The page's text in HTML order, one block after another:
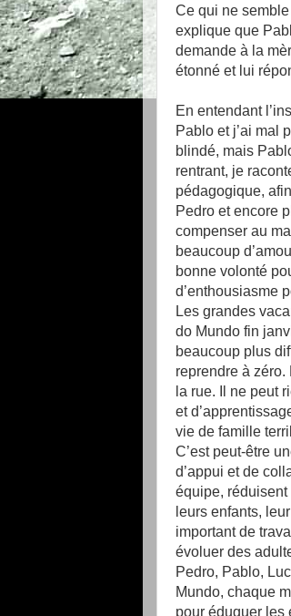
Ce qui ne
explique que
demande à la
étonné et lui
En entendant
Pablo et j’ai mal
blindé, mais
rentrant, je
pédagogique,
Pedro et encore
compenser au
beaucoup
bonne volonté
d’enthousiasme
Les grandes
do Mundo fin
beaucoup plus
reprendre à zéro.
la rue. Il ne peut
et
vie de famille
C’est peut-être
d’appui et de
équipe, réduisent
leurs enfants,
important de
évoluer des
Pedro, Pablo,
Mundo, chaque
pour éduquer les